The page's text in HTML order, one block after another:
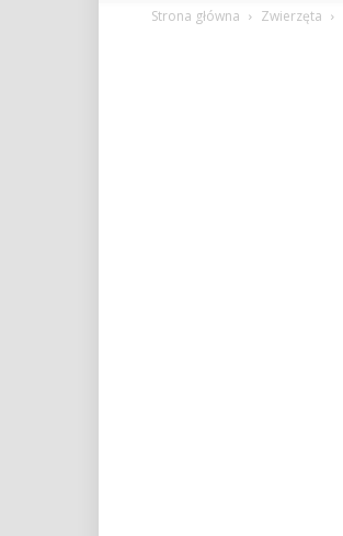
Strona główna Zwierzęta